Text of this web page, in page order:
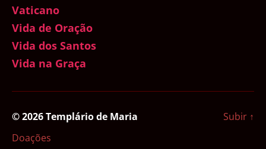
Vaticano
Vida de Oração
Vida dos Santos
Vida na Graça
© 2026Templário de Maria
Doações
Subir ↑